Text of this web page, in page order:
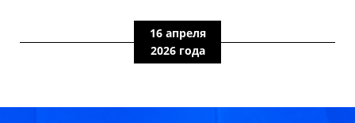
16 апреля
2026 года